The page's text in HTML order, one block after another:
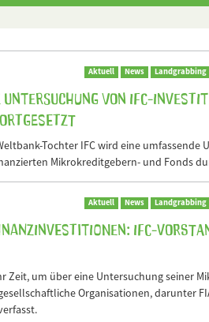
Aktuell News Landgrabbing
Untersuchung von IFC-
Tochter IFC wird eine umfassende
Mikrokreditgebern- und Fonds
Aktuell News Landgrabbing
IFC-
Zeit, um über eine Untersuchung seiner
Organisationen, darunter